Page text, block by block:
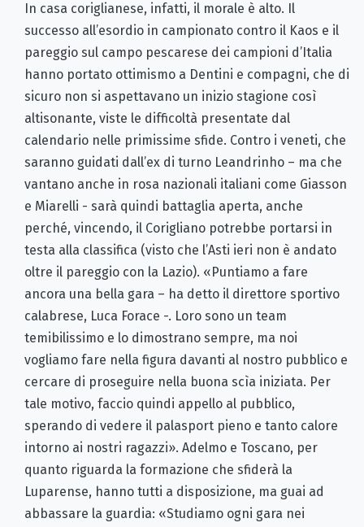
In casa coriglianese, infatti, il morale è alto. Il
successo all’esordio in campionato contro il Kaos e il
pareggio sul campo pescarese dei campioni d’Italia
hanno portato ottimismo a Dentini e compagni, che di
sicuro non si aspettavano un inizio stagione così
altisonante, viste le difficoltà presentate dal
calendario nelle primissime sfide. Contro i veneti, che
saranno guidati dall’ex di turno Leandrinho – ma che
vantano anche in rosa nazionali italiani come Giasson
e Miarelli - sarà quindi battaglia aperta, anche
perché, vincendo, il Corigliano potrebbe portarsi in
testa alla classifica (visto che l’Asti ieri non è andato
oltre il pareggio con la Lazio). «Puntiamo a fare
ancora una bella gara – ha detto il direttore sportivo
calabrese, Luca Forace -. Loro sono un team
temibilissimo e lo dimostrano sempre, ma noi
vogliamo fare nella figura davanti al nostro pubblico e
cercare di proseguire nella buona scìa iniziata. Per
tale motivo, faccio quindi appello al pubblico,
sperando di vedere il palasport pieno e tanto calore
intorno ai nostri ragazzi». Adelmo e Toscano, per
quanto riguarda la formazione che sfiderà la
Luparense, hanno tutti a disposizione, ma guai ad
abbassare la guardia: «Studiamo ogni gara nei